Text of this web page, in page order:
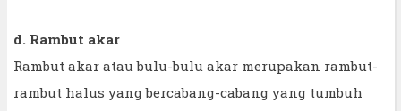
d. Rambut akar
Rambut akar atau bulu-bulu akar merupakan rambut-
rambut halus yang bercabang-cabang yang tumbuh